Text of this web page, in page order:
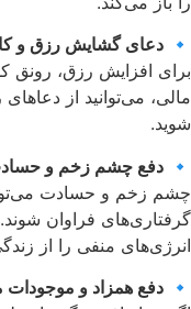
🔹 دعای گشایش رزق و
برای افزایش رزق،
مالی، می‌توانید از
شوید.
🔹 دفع چشم زخم و
چشم زخم و حسادت
گرفتاری‌های فراوان
انرژی‌های منفی را از
🔹 دفع همزاد و موجودات